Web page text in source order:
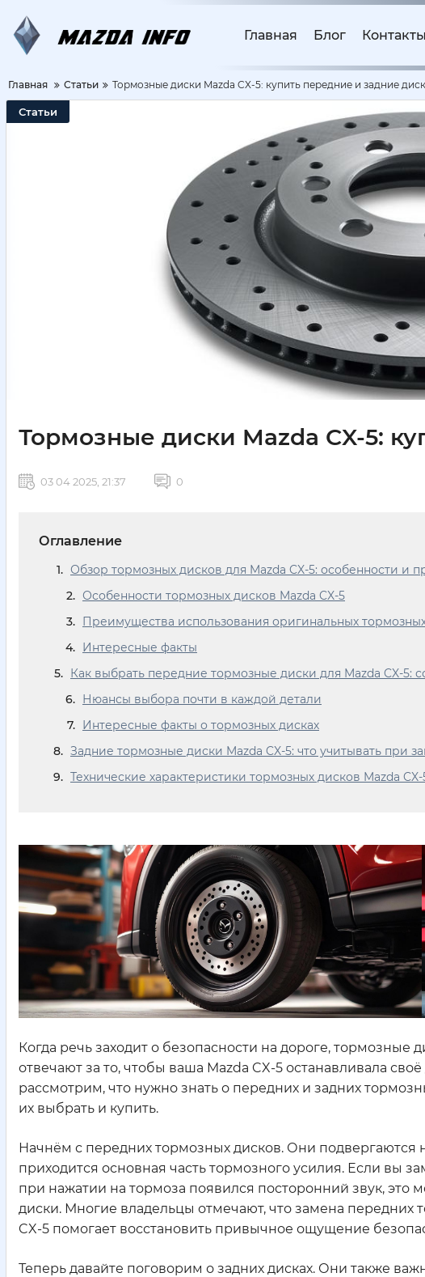
Главная Блог Контакты
Главная Статьи Тормозные диски Mazda CX-5: купить передние и задние
Статьи
Тормозные диски Mazda CX-5:
03 04 2025, 21:37 0
Оглавление
Обзор тормозных дисков для Mazda CX-5: особенности и
Особенности тормозных дисков Mazda CX-5
Преимущества использования оригинальных
Интересные факты
Как выбрать передние тормозные диски для Mazda CX-5:
Нюансы выбора почти в каждой детали
Интересные факты о тормозных дисках
Задние тормозные диски Mazda CX-5: что учитывать при
Технические характеристики тормозных дисков Mazda
Когда речь заходит о безопасности на дороге,
отвечают за то, чтобы ваша Mazda CX-5 останавливала
рассмотрим, что нужно знать о передних и задних
их выбрать и купить.
Начнём с передних тормозных дисков. Они подвергаются
приходится основная часть тормозного усилия. Если вы
при нажатии на тормоза появился посторонний звук, это
диски. Многие владельцы отмечают, что замена
CX-5 помогает восстановить привычное ощущение
Теперь давайте поговорим о задних дисках. Они также